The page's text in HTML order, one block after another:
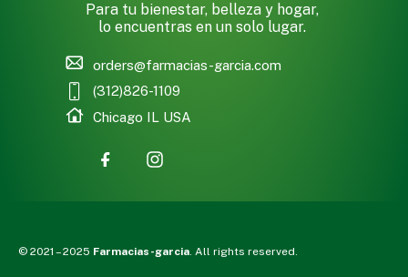
Para tu bienestar, belleza y hogar,
lo encuentras en un solo lugar.
orders@farmacias-garcia.com
(312)826-1109
Chicago IL USA
© 2021 – 2025 Farmacias-garcia. All rights reserved.